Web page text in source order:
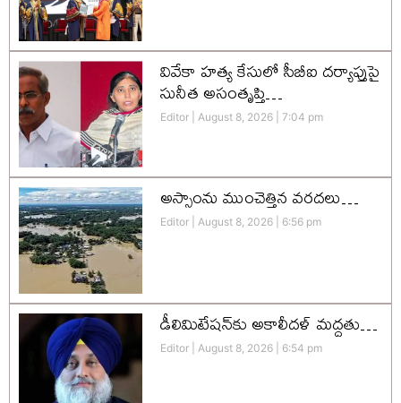
వివేకా హత్య కేసులో సీబీఐ దర్యాప్తుపై
సునీత అసంతృప్తి…
Editor August 8, 2026 7:04 pm
అస్సాంను ముంచెత్తిన వరదలు…
Editor August 8, 2026 6:56 pm
డీలిమిటేషన్‌కు అకాలీదళ్‌ మద్దతు…
Editor August 8, 2026 6:54 pm